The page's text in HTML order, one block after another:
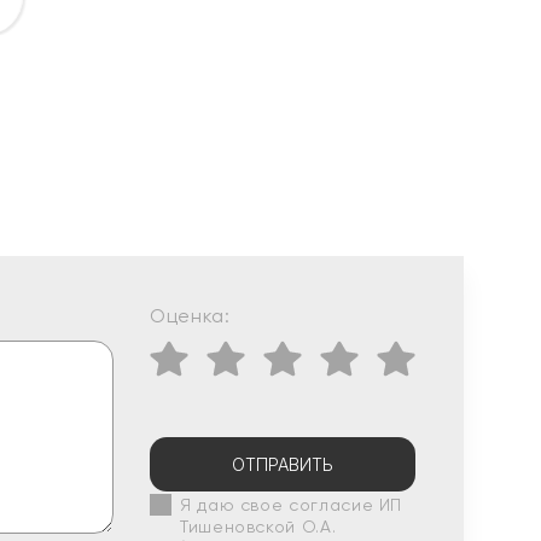
Оценка:
ОТПРАВИТЬ
Я даю свое согласие ИП
Тишеновской О.А.